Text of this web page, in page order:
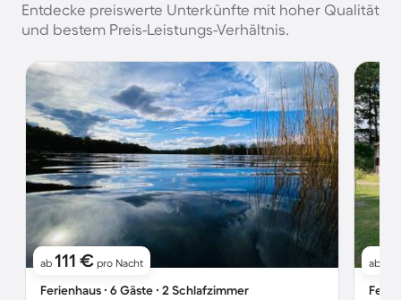
Entdecke preiswerte Unterkünfte mit hoher Qualität
und bestem Preis-Leistungs-Verhältnis.
ab 111 € pro Nacht
Ferienhaus ∙ 6 Gäste ∙ 2 Schlafzimmer
ab